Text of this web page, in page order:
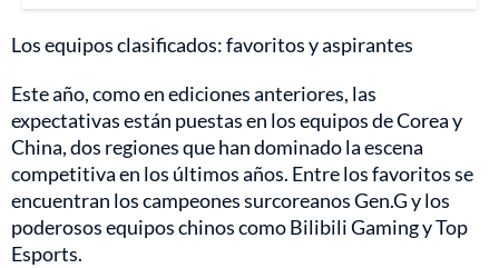
Los equipos clasificados: favoritos y aspirantes
Este año, como en ediciones anteriores, las
expectativas están puestas en los equipos de Corea y
China, dos regiones que han dominado la escena
competitiva en los últimos años. Entre los favoritos se
encuentran los campeones surcoreanos Gen.G y los
poderosos equipos chinos como Bilibili Gaming y Top
Esports.